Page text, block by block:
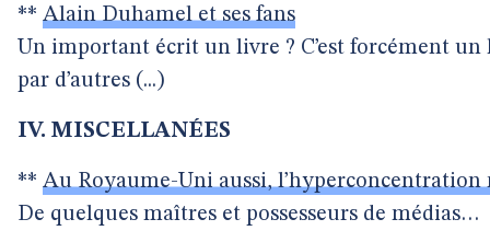
** Alain Duhamel et ses fans
Un important écrit un livre ? C’est forcément
par d’autres (...)
IV. MISCELLANÉES
** Au Royaume-Uni aussi, l’hyperconcentration
De quelques maîtres et possesseurs de médias…